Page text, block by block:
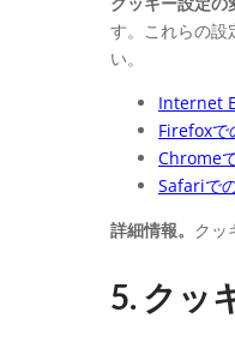
す。これらの設
い。
Internet
Firefoxで
Chrome
Safariで
詳細情報。 クッ
5. クッ